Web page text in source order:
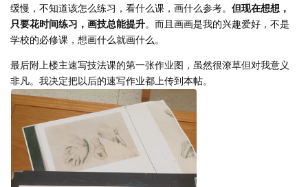
缓慢，不知道该怎么练习，看什么课，画什么参考。 但现在想想，
只要花时间练习，画技总能提升。而且画画是我的兴趣爱好，不是
学校的必修课，想画什么就画什么。
最后附上楼主速写技法课的第一张作业图，虽然很潦草但对我意义
非凡。我决定把以后的速写作业都上传到本帖。